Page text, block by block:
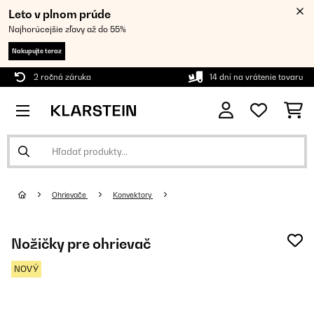
Leto v plnom prúde
Najhorúcejšie zľavy až do 55%
Nakupujte teraz
2 ročná záruka 14 dní na vrátenie tovaru
Ohrievače Konvektory
Nožičky pre ohrievač
NOVÝ